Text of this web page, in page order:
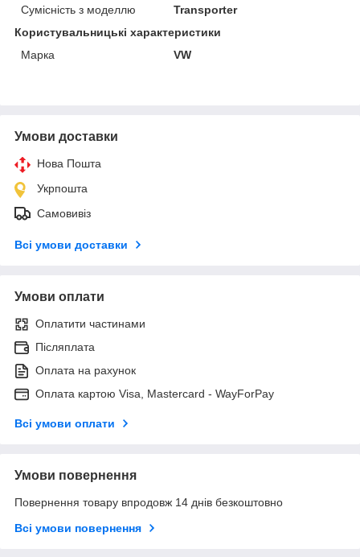
Сумісність з моделлю
Transporter
Користувальницькі характеристики
Марка
VW
Умови доставки
Нова Пошта
Укрпошта
Самовивіз
Всі умови доставки
Умови оплати
Оплатити частинами
Післяплата
Оплата на рахунок
Оплата картою Visa, Mastercard - WayForPay
Всі умови оплати
Умови повернення
Повернення товару впродовж 14 днів безкоштовно
Всі умови повернення